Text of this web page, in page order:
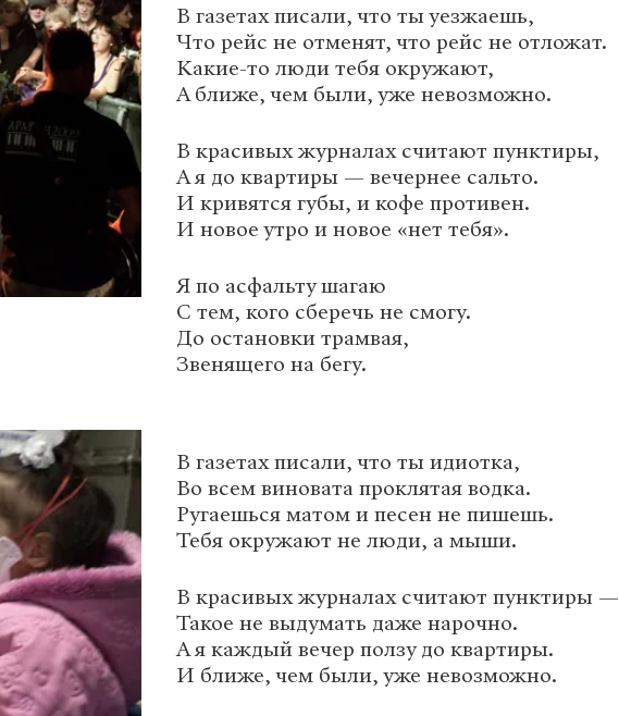
В газетах писали, что ты уезжаешь,
Что рейс не отменят, что рейс не отложат.
Какие-то люди тебя окружают,
А ближе, чем были, уже невозможно.
В красивых журналах считают пунктиры,
А я до квартиры — вечернее сальто.
И кривятся губы, и кофе противен.
И новое утро и новое «нет тебя».
Я по асфальту шагаю
С тем, кого сберечь не смогу.
До остановки трамвая,
Звенящего на бегу.
В газетах писали, что ты идиотка,
Во всем виновата проклятая водка.
Ругаешься матом и песен не пишешь.
Тебя окружают не люди, а мыши.
В красивых журналах считают пунктиры —
Такое не выдумать даже нарочно.
А я каждый вечер ползу до квартиры.
И ближе, чем были, уже невозможно.